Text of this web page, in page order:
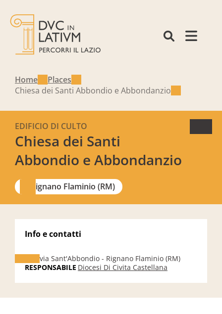
Home
Places
Chiesa dei Santi Abbondio e Abbondanzio
Chiesa dei Santi
Abbondio e Abbondanzio
EDIFICIO DI CULTO
Rignano Flaminio (RM)
Info e contatti
via Sant'Abbondio - Rignano Flaminio (RM)
RESPONSABILE Diocesi Di Civita Castellana